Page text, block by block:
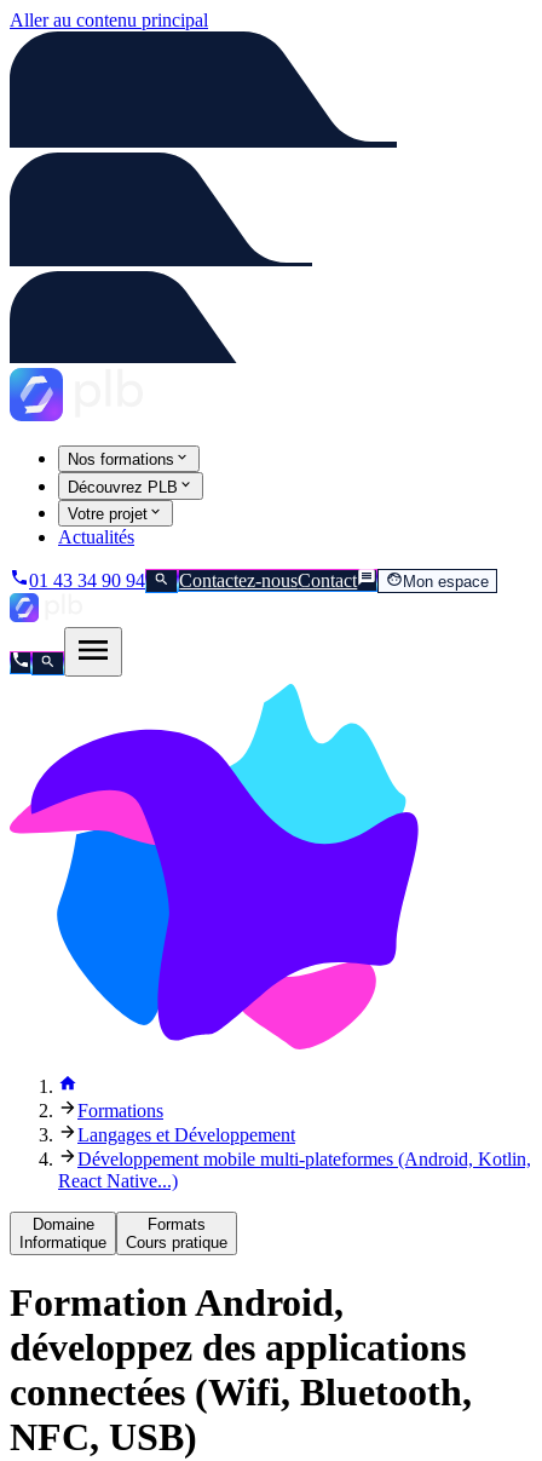
Aller au contenu principal
Nos formations
Découvrez PLB
Votre projet
Actualités
01 43 34 90 94 Contactez-nousContact Mon espace
Formations
Langages et Développement
Développement mobile multi-plateformes (Android, Kotlin,
React Native...)
Domaine
Informatique
Formats
Cours pratique
FormationAndroid,
développez des applications
connectées (Wifi, Bluetooth,
NFC, USB)